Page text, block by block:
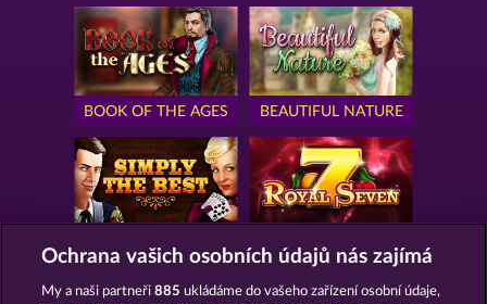
BOOK OF THE AGES BEAUTIFUL NATURE
Ochrana vašich osobních údajů nás zajímá
My a naši partneři885 ukládáme do vašeho zařízení osobní údaje,